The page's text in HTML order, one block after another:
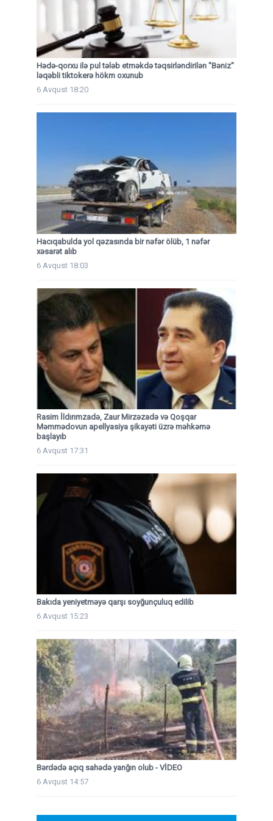
Hədə-qorxu ilə pul tələb etməkdə təqsirləndirilən "Bəniz"
ləqəbli tiktokerə hökm oxunub
6 Avqust 18:20
Hacıqabulda yol qəzasında bir nəfər ölüb, 1 nəfər
xəsarət alıb
6 Avqust 18:03
Rasim İldırımzadə, Zaur Mirzəzadə və Qoşqar
Məmmədovun apellyasiya şikayəti üzrə məhkəmə
başlayıb
6 Avqust 17:31
Bakıda yeniyetməyə qarşı soyğunçuluq edilib
6 Avqust 15:23
Bərdədə açıq sahədə yanğın olub - VİDEO
6 Avqust 14:57